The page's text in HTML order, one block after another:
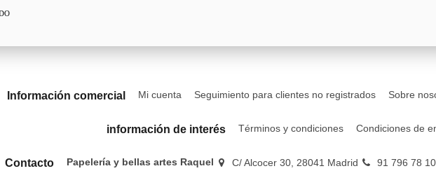
Información comercial Mi cuenta Seguimiento para clientes no registrados Sobre
información de interés Términos y condiciones Condiciones de
Contacto Papelería y bellas artes Raquel C/ Alcocer 30, 28041 Madrid 91 796 78 10